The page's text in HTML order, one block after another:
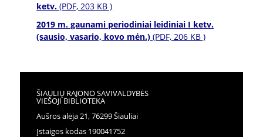
ketv.(PDF, 203 KB )
2019 m. gaunami periodiniai leidiniai I ketv.
(sausio, vasario, kovo mėn.)(PDF, 206 KB )
ŠIAULIŲ RAJONO SAVIVALDYBĖS
VIEŠOJI BIBLIOTEKA
Aušros alėja 21, 76299 Šiauliai
Įstaigos kodas 190041752